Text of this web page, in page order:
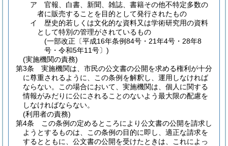
ア
官報、白書、新聞、雑誌、書籍その他不特定多数の
者に販売することを目的として発行されたもの
イ
歴史的若しくは文化的な資料又は学術研究用の資料
として特別の管理がされているもの
(一部改正〔平成16年条例84号・21年4号・28年8
号・令和5年11号〕)
(実施機関の責務)
第3条
実施機関は、市民の公文書の公開を求める権利が十分
に尊重されるように、この条例を解釈し、運用しなければ
ならない。
この場合において、実施機関は、個人に関する
情報がみだりに公にされることのないよう最大限の配慮を
しなければならない。
(利用者の責務)
第4条
この条例の定めるところにより公文書の公開を請求し
ようとするものは、この条例の目的に即し、適正な請求を
するとともに、公文書の公開を受けたときは、これによっ